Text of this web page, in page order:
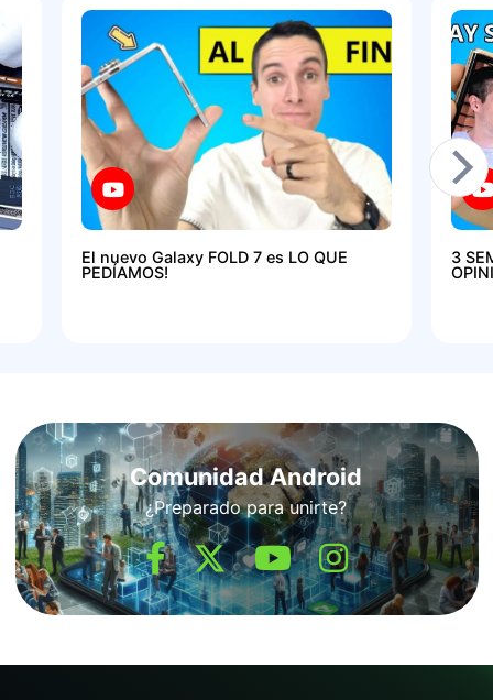
El nuevo Galaxy FOLD 7 es LO QUE
PEDÍAMOS!
3
Comunidad Android
¿Preparado para unirte?